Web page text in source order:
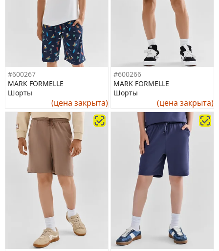
#600267
MARK FORMELLE
Шорты
(цена закрыта)
#600266
MARK FORMELLE
Шорты
(цена закрыта)